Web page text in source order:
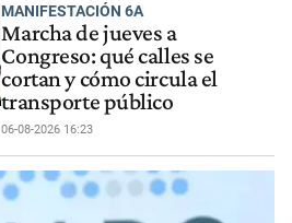
MANIFESTACIÓN 6A
Marcha de jueves a
Congreso: qué calles se
cortan y cómo circula el
transporte público
06-08-2026 16:23